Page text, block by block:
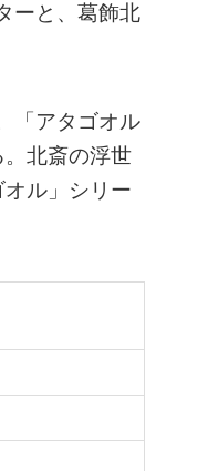
ーと、葛飾北
「アタゴオル
北斎の浮世
ル」シリー